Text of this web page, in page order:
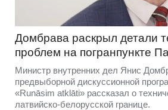
Домбравa раскрыл детали
проблем на погранпункте
Министр внутренних дел Янис
предвыборной дискуссионной
«Runāsim atklāti» рассказал о
латвийско-белорусской границе.